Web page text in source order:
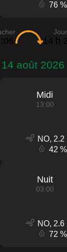
76 %
14 h
août 2026
Midi
13:00
NO, 2.2
42 %
Nuit
03:00
NO, 2.6
72 %